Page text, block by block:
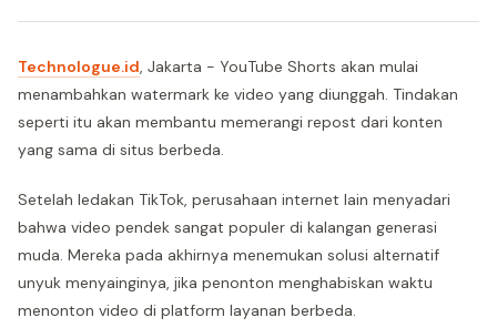
Technologue.id, Jakarta - YouTube Shorts akan mulai
menambahkan watermark ke video yang diunggah. Tindakan
seperti itu akan membantu memerangi repost dari konten
yang sama di situs berbeda.
Setelah ledakan TikTok, perusahaan internet lain menyadari
bahwa video pendek sangat populer di kalangan generasi
muda. Mereka pada akhirnya menemukan solusi alternatif
unyuk menyainginya, jika penonton menghabiskan waktu
menonton video di platform layanan berbeda.